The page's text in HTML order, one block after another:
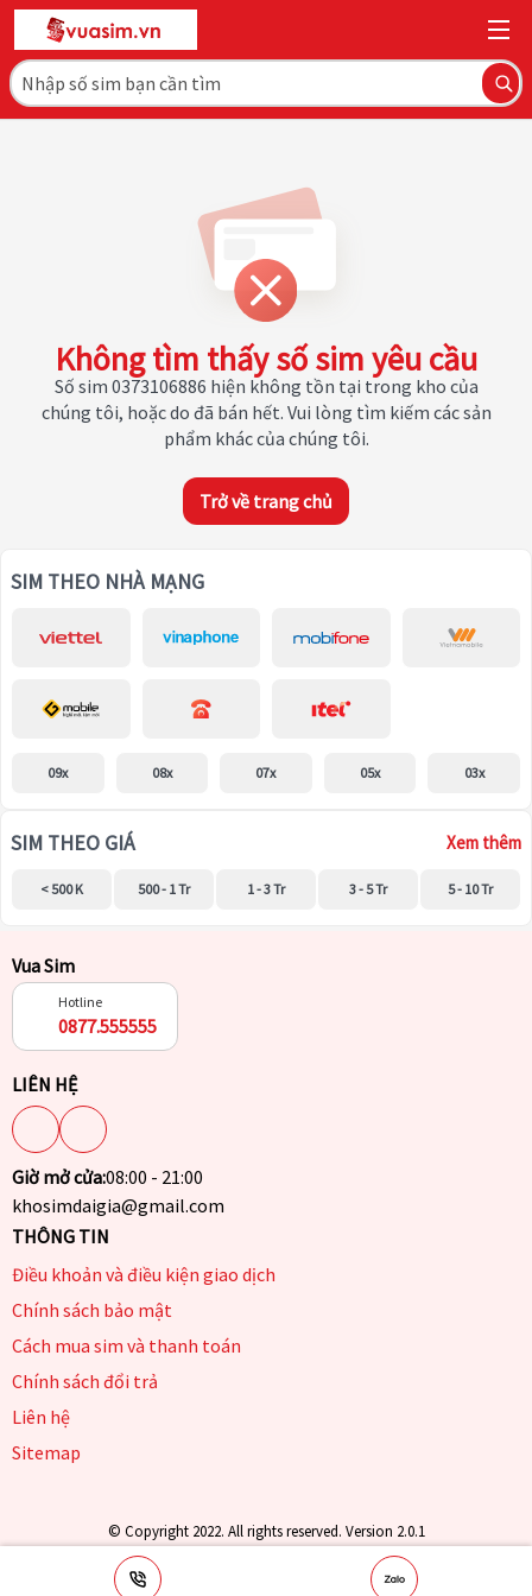
Không tìm thấy số sim yêu cầu
Số sim 0373106886 hiện không tồn tại trong kho của
chúng tôi, hoặc do đã bán hết. Vui lòng tìm kiếm các sản
phẩm khác của chúng tôi.
Trở về trang chủ
SIM THEO NHÀ MẠNG
09x 08x 07x 05x 03x
SIM THEO GIÁ Xem thêm
< 500 K 500 - 1 Tr 1 - 3 Tr 3 - 5 Tr 5 - 10 Tr
Vua Sim
Hotline
0877.555555
LIÊN HỆ
Giờ mở cửa:08:00 - 21:00
khosimdaigia@gmail.com
THÔNG TIN
Điều khoản và điều kiện giao dịch
Chính sách bảo mật
Cách mua sim và thanh toán
Chính sách đổi trả
Liên hệ
Sitemap
© Copyright 2022. All rights reserved. Version 2.0.1